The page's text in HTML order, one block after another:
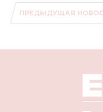
ПРЕДЫДУЩАЯ